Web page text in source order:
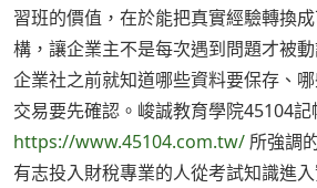
習班的價值，在於能把真實經驗轉換
構，讓企業主不是每次遇到問題才被
企業社之前就知道哪些資料要保存、
交易要先確認。峻誠教育學院45104
https://www.45104.com.tw/ 所強調
有志投入財稅專業的人從考試知識進